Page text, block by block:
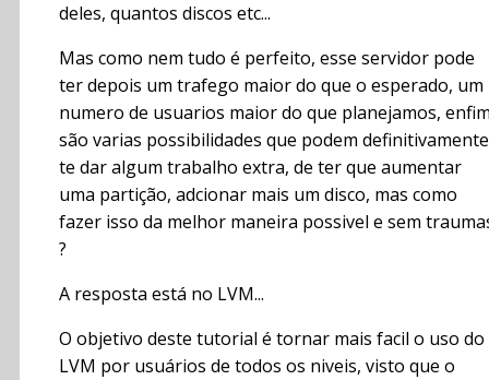
deles, quantos discos etc...
Mas como nem tudo é perfeito, esse servidor pode
ter depois um trafego maior do que o esperado, um
numero de usuarios maior do que planejamos,
são varias possibilidades que podem definitivamente
te dar algum trabalho extra, de ter que aumentar
uma partição, adcionar mais um disco, mas como
fazer isso da melhor maneira possivel e sem
?
A resposta está no LVM...
O objetivo deste tutorial é tornar mais facil o uso do
LVM por usuários de todos os niveis, visto que o